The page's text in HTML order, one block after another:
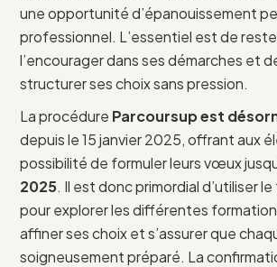
une opportunité d’épanouissement
professionnel. L’essentiel est de
l’encourager dans ses démarches et
structurer ses choix sans pression.
La procédure Parcoursup est
depuis le 15 janvier 2025, offrant aux
possibilité de formuler leurs vœux
2025. Il est donc primordial d’utiliser
pour explorer les différentes
affiner ses choix et s’assurer que
soigneusement préparé. La